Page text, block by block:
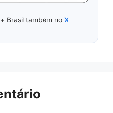
Brasil também no X